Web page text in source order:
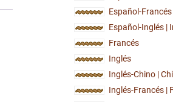
Español-
Español-Inglés |
Francés
Inglés
Inglés-Chino |
Inglés-Francés |